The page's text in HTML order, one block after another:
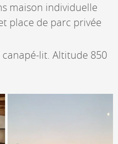
maison individuelle
place de parc privée
lit. Altitude 850